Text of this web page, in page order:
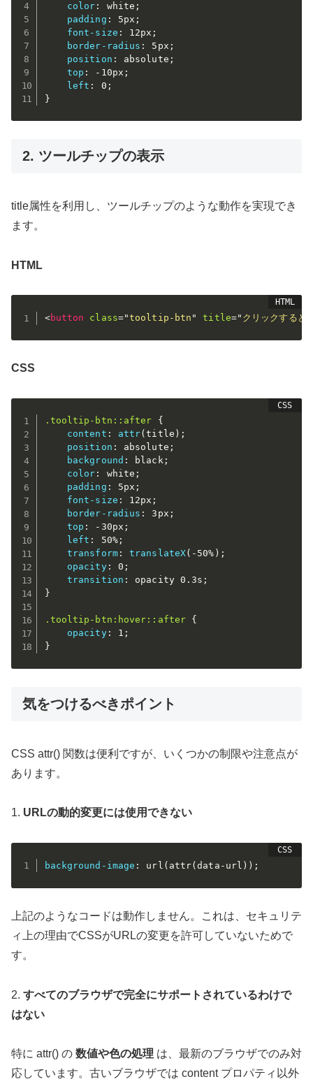
color : white ;
padding : 5px ;
font-size : 12px ;
border-radius : 5px ;
position : absolute ;
top : -10px ;
left : 0 ;
}
2. ツールチップの表示
title属性を利用し、ツールチップのような動作を実現でき
ます。
HTML
<button class="tooltip-btn " title=" クリックすると
CSS
.tooltip-btn::after
{
content : attr(title ) ;
position : absolute ;
background : black;
color : white ;
padding : 5px ;
font-size : 12px ;
border-radius : 3px ;
top : -30px ;
left : 50%;
transform: translateX( -50% ) ;
opacity: 0 ;
transition : opacity 0.3s ;
}
.tooltip-btn:hover::after {
opacity: 1 ;
}
気をつけるべきポイント
CSS attr() 関数は便利ですが、いくつかの制限や注意点が
あります。
1. URLの動的変更には使用できない
background-image : url(attr(data-url) ) ;
上記のようなコードは動作しません。これは、セキュリテ
ィ上の理由でCSSがURLの変更を許可していないためで
す。
2. すべてのブラウザで完全にサポートされているわけで
はない
特に attr() の 数値や色の処理 は、最新のブラウザでのみ対
応しています。古いブラウザでは content プロパティ以外